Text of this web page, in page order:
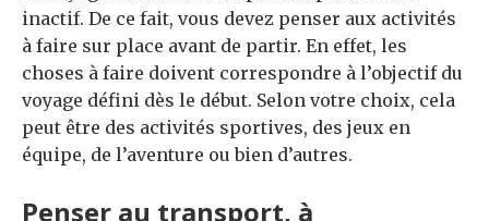
inactif. De ce fait, vous devez penser aux activités
à faire sur place avant de partir. En effet, les
choses à faire doivent correspondre à l’objectif du
voyage défini dès le début. Selon votre choix, cela
peut être des activités sportives, des jeux en
équipe, de l’aventure ou bien d’autres.
Penser au transport, à